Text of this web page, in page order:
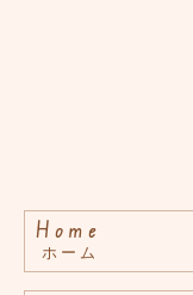
Home
ホーム